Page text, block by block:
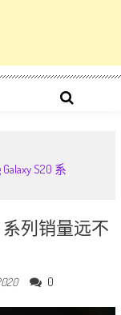
S20 系
系列销量远不
0